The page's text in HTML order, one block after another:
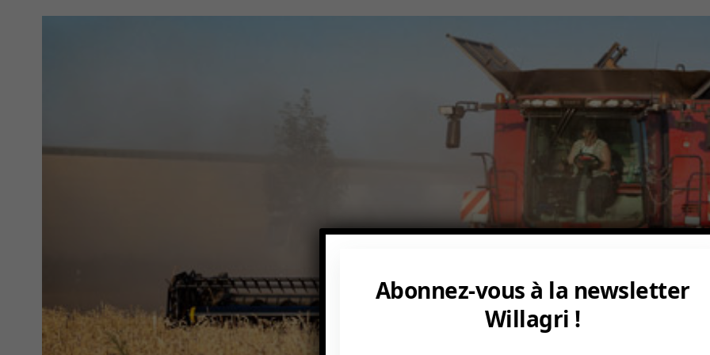
Abonnez-vous à la newsletter
Willagri !